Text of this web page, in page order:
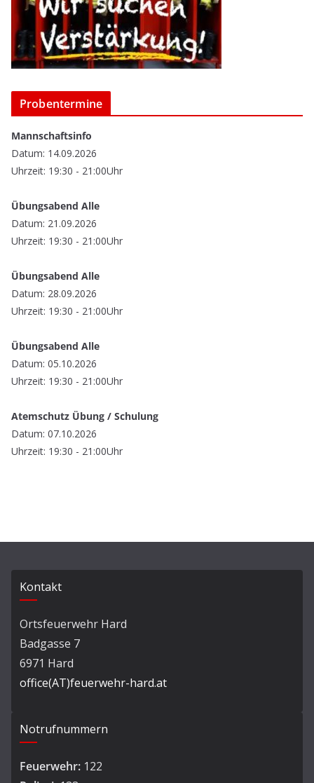
Probentermine
Mannschaftsinfo
Datum: 14.09.2026
Uhrzeit: 19:30 - 21:00Uhr
Übungsabend Alle
Datum: 21.09.2026
Uhrzeit: 19:30 - 21:00Uhr
Übungsabend Alle
Datum: 28.09.2026
Uhrzeit: 19:30 - 21:00Uhr
Übungsabend Alle
Datum: 05.10.2026
Uhrzeit: 19:30 - 21:00Uhr
Atemschutz Übung / Schulung
Datum: 07.10.2026
Uhrzeit: 19:30 - 21:00Uhr
Kontakt
Ortsfeuerwehr Hard
Badgasse 7
6971 Hard
office(AT)feuerwehr-hard.at
Notrufnummern
Feuerwehr: 122